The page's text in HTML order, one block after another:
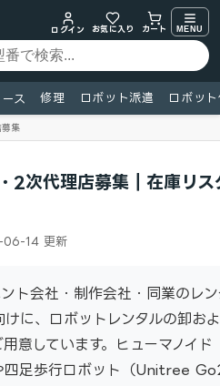
ログイン
お気に入り カート MENU
ース 修理 ロボット派遣 ロボッ
募集
2次代理店募集｜在庫リス
14 更新
会社・制作会社・同業のレン
に、ロボットレンタルの卸お
意しています。ヒューマノイド
足歩行ロボット（Unitree